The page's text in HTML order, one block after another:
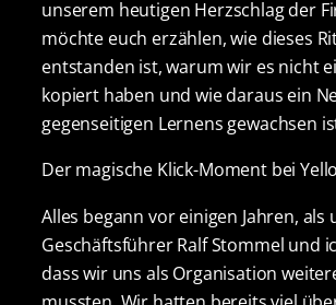
unserem heutigen Herzschlag der
möchte euch erzählen, wie dieses
entstanden ist, warum wir es nicht
kopiert haben und wie daraus ein
gegenseitigen Lernens gewachsen
Der magische Klick-Moment bei
Alles begann vor einigen Jahren, als
Geschäftsführer Ralf Stommel und
dass wir uns als Organisation